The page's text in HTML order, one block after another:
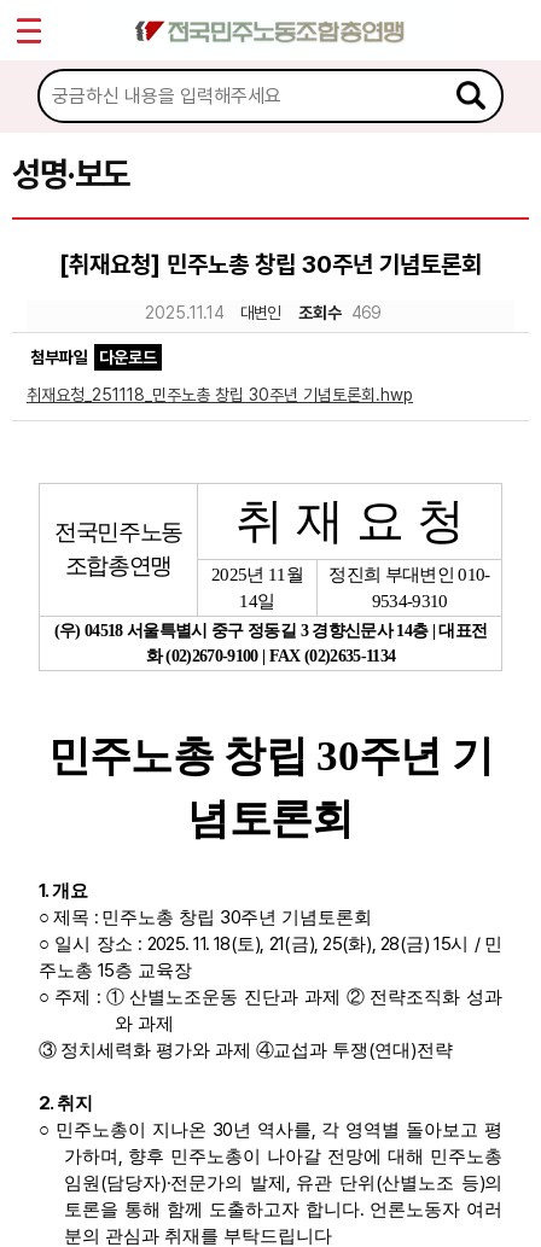
성명·보도
[취재요청] 민주노총 창립 30주년 기념토론회
2025.11.14 대변인 조회수 469
첨부파일
다운로드
취재요청_251118_민주노총 창립 30주년 기념토론회.hwp
전국민주노동
조합총연맹
취 재 요 청
2025년 11 월
14일
정진희 부대변인010-
9534-9310
(우) 04518서울특별시 중구 정동길 3 경향신문사14층 |대표전
화(02)2670-9100 | FAX (02)2635-1134
민주노총 창립 30주년 기
념토론회
1.개요
○ 제목 : 민주노총 창립 30주년 기념토론회
○ 일시 장소 : 2025. 11. 18(토), 21(금), 25(화), 28(금) 15시 / 민
주노총 15층 교육장
○ 주제 : ①산별노조운동 진단과 과제 ② 전략조직화 성과
와 과제
③ 정치세력화 평가와 과제 ④교섭과 투쟁(연대 )전략
2. 취지
○ 민주노총이 지나온 30년 역사를, 각 영역별 돌아보고 평
가하며 , 향후 민주노총이 나아갈 전망에 대해 민주노총
임원 (담당자)·전문가의 발제 , 유관 단위 (산별노조 등)의
토론을 통해 함께 도출하고자 합니다. 언론노동자 여러
분의 관심과 취재를 부탁드립니다
마이페이지
소개
소식
공지사항
성명·보도
노동상담
부설기관
Sketchbook5, 스케치북5
Sketchbook5, 스케치북5